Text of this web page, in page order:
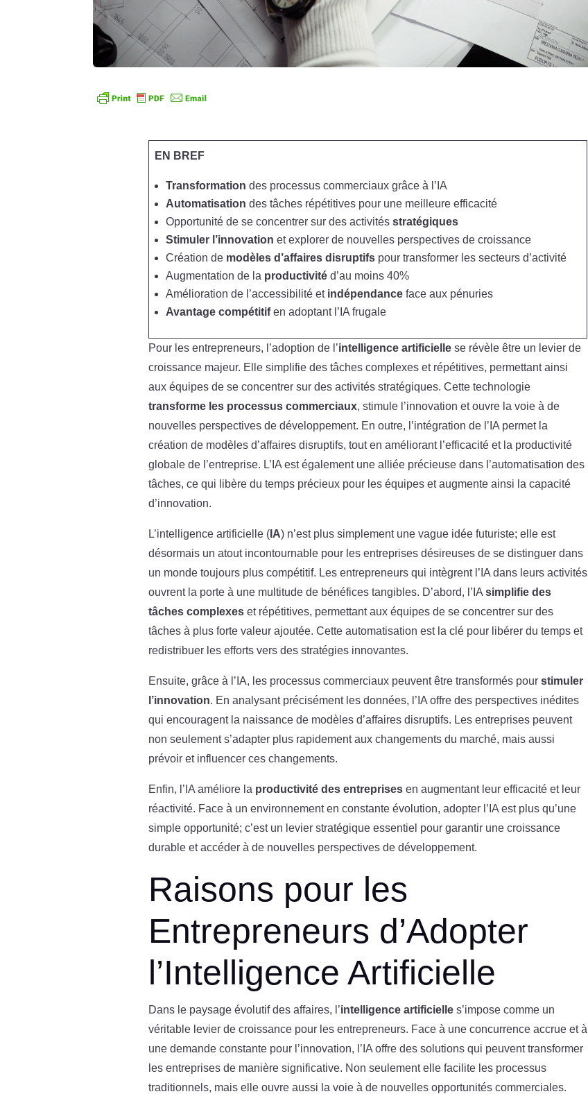
EN BREF
Transformation des processus commerciaux grâce à l’IA
Automatisation des tâches répétitives pour une meilleure efficacité
Opportunité de se concentrer sur des activités stratégiques
Stimuler l’innovation et explorer de nouvelles perspectives de croissance
Création de modèles d’affaires disruptifspour transformer les secteurs d’activité
Augmentation de la productivitéd’au moins 40%
Amélioration de l’accessibilité et indépendanceface aux pénuries
Avantage compétitifen adoptant l’IA frugale
Pour les entrepreneurs, l’adoption de l’intelligence artificiellese révèle être un levier de
croissance majeur. Elle simplifie des tâches complexes et répétitives, permettant ainsi
aux équipes de se concentrer sur des activités stratégiques. Cette technologie
transforme les processus commerciaux, stimule l’innovation et ouvre la voie à de
nouvelles perspectives de développement. En outre, l’intégration de l’IA permet la
création de modèles d’affaires disruptifs, tout en améliorant l’efficacité et la productivité
globale de l’entreprise. L’IA est également une alliée précieuse dans l’automatisation des
tâches, ce qui libère du temps précieux pour les équipes et augmente ainsi la capacité
d’innovation.
L’intelligence artificielle (IA) n’est plus simplement une vague idée futuriste; elle est
désormais un atout incontournable pour les entreprises désireuses de se distinguer dans
un monde toujours plus compétitif. Les entrepreneurs qui intègrent l’IA dans leurs activités
ouvrent la porte à une multitude de bénéfices tangibles. D’abord, l’IA simplifie des
tâches complexeset répétitives, permettant aux équipes de se concentrer sur des
tâches à plus forte valeur ajoutée. Cette automatisation est la clé pour libérer du temps et
redistribuer les efforts vers des stratégies innovantes.
Ensuite, grâce à l’IA, les processus commerciaux peuvent être transformés pour stimuler
l’innovation. En analysant précisément les données, l’IA offre des perspectives inédites
qui encouragent la naissance de modèles d’affaires disruptifs. Les entreprises peuvent
non seulement s’adapter plus rapidement aux changements du marché, mais aussi
prévoir et influencer ces changements.
Enfin, l’IA améliore la productivité des entreprisesen augmentant leur efficacité et leur
réactivité. Face à un environnement en constante évolution, adopter l’IA est plus qu’une
simple opportunité; c’est un levier stratégique essentiel pour garantir une croissance
durable et accéder à de nouvelles perspectives de développement.
Raisons pour les
Entrepreneurs d’Adopter
l’Intelligence Artificielle
Dans le paysage évolutif des affaires, l’intelligence artificielles’impose comme un
véritable levier de croissance pour les entrepreneurs. Face à une concurrence accrue et à
une demande constante pour l’innovation, l’IA offre des solutions qui peuvent transformer
les entreprises de manière significative. Non seulement elle facilite les processus
traditionnels, mais elle ouvre aussi la voie à de nouvelles opportunités commerciales.